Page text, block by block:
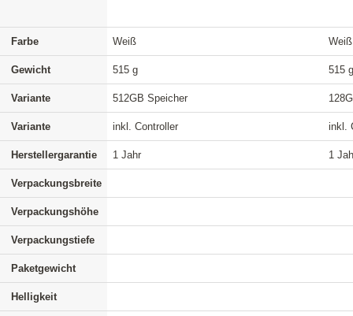
Farbe Weiß Weiß
Gewicht 515 g 515
Variante 512GB Speicher
Variante inkl. Controller inkl.
Herstellergarantie 1 Jahr 1
Verpackungsbreite
Verpackungshöhe
Verpackungstiefe
Paketgewicht
Helligkeit